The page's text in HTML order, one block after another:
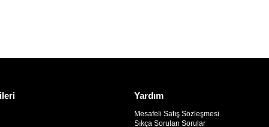
Yardım
Mesafeli Satış Sözleşmesi
Sıkça Sorulan Sorular